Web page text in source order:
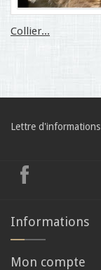
Collier...
Lettre d'informations
Informations
Mon compte